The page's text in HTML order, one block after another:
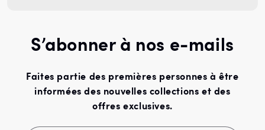
S’abonner à nos e-mails
Faites partie des premières personnes à être
informées des nouvelles collections et des
offres exclusives.